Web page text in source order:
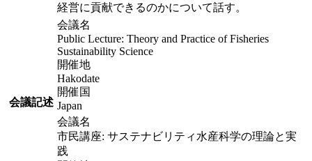
経営に貢献できるのかについて話す。
会議記述
会議名
Public Lecture: Theory and Practice of Fisheries
Sustainability Science
開催地
Hakodate
開催国
Japan
会議名
市民講座: サステナビリティ水産科学の理論と実
践